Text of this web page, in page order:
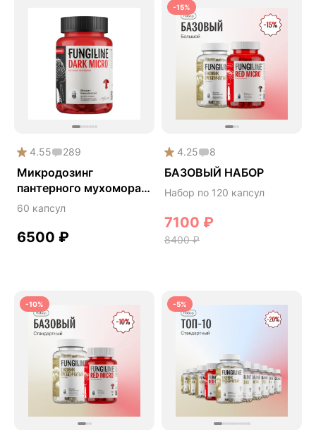
4.55 289
Микродозинг
пантерного мухомора
DarkMicro
60 капсул
6500 ₽
-15%
4.25 8
БАЗОВЫЙ НАБОР
Набор по 120 капсул
7100 ₽
8400₽
-10% -5%